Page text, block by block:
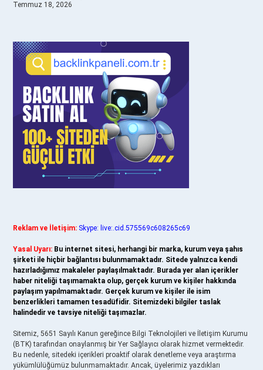
Temmuz 18, 2026
Reklam ve İletişim: Skype: live:.cid.575569c608265c69
Yasal Uyarı: Bu internet sitesi, herhangi bir marka, kurum veya şahıs
şirketi ile hiçbir bağlantısı bulunmamaktadır. Sitede yalnızca kendi
hazırladığımız makaleler paylaşılmaktadır. Burada yer alan içerikler
haber niteliği taşımamakta olup, gerçek kurum ve kişiler hakkında
paylaşım yapılmamaktadır. Gerçek kurum ve kişiler ile isim
benzerlikleri tamamen tesadüfidir. Sitemizdeki bilgiler taslak
halindedir ve tavsiye niteliği taşımazlar.
Sitemiz, 5651 Sayılı Kanun gereğince Bilgi Teknolojileri ve İletişim Kurumu
(BTK) tarafından onaylanmış bir Yer Sağlayıcı olarak hizmet vermektedir.
Bu nedenle, sitedeki içerikleri proaktif olarak denetleme veya araştırma
yükümlülüğümüz bulunmamaktadır. Ancak, üyelerimiz yazdıkları